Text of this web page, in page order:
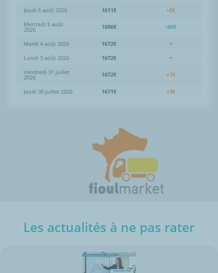
Jeudi 6 août 2026 1611€
+5€
Mercredi 5 août
2026 1606€ -66€
Mardi 4 août 2026 1672€
=
Lundi 3 août 2026
1672€
=
Vendredi 31 juillet
2026 1672€ +1€
Jeudi 30 juillet 2026 1671€ +3€
Les actualités à ne pas rater